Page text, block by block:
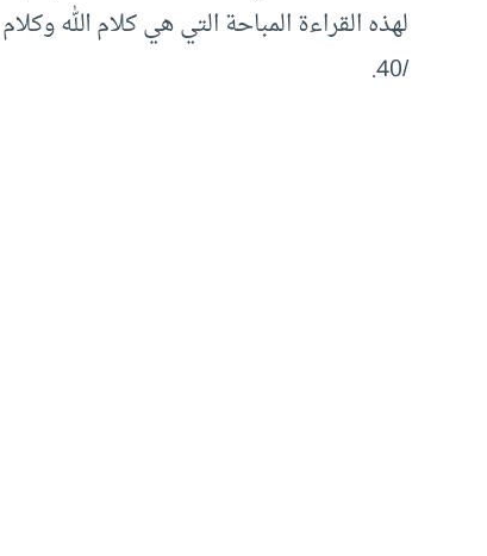
لهذه القراءة المباحة التي هي كلام الله
/40.